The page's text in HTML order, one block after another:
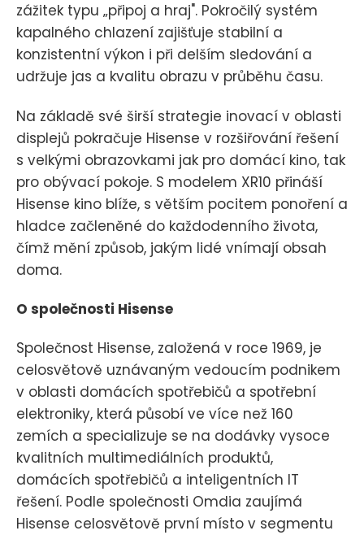
zážitek typu „připoj a hraj". Pokročilý systém
kapalného chlazení zajišťuje stabilní a
konzistentní výkon i při delším sledování a
udržuje jas a kvalitu obrazu v průběhu času.
Na základě své širší strategie inovací v oblasti
displejů pokračuje Hisense v rozšiřování řešení
s velkými obrazovkami jak pro domácí kino, tak
pro obývací pokoje. S modelem XR10 přináší
Hisense kino blíže, s větším pocitem ponoření a
hladce začleněné do každodenního života,
čímž mění způsob, jakým lidé vnímají obsah
doma.
O společnosti Hisense
Společnost Hisense, založená v roce 1969, je
celosvětově uznávaným vedoucím podnikem
v oblasti domácích spotřebičů a spotřební
elektroniky, která působí ve více než 160
zemích a specializuje se na dodávky vysoce
kvalitních multimediálních produktů,
domácích spotřebičů a inteligentních IT
řešení. Podle společnosti Omdia zaujímá
Hisense celosvětově první místo v segmentu